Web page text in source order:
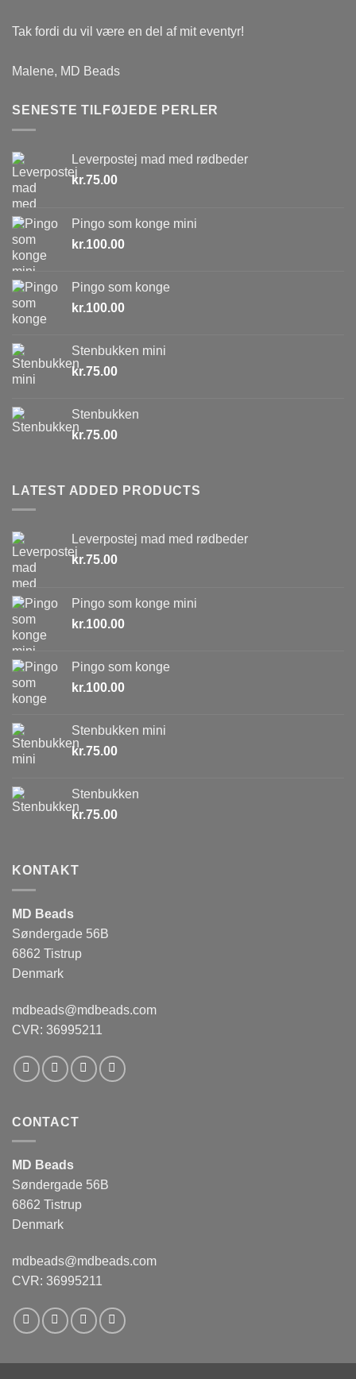
Tak fordi du vil være en del af mit eventyr!
Malene, MD Beads
SENESTE TILFØJEDE PERLER
Leverpostej mad med rødbeder
kr.75.00
Pingo som konge mini
kr.100.00
Pingo som konge
kr.100.00
Stenbukken mini
kr.75.00
Stenbukken
kr.75.00
LATEST ADDED PRODUCTS
Leverpostej mad med rødbeder
kr.75.00
Pingo som konge mini
kr.100.00
Pingo som konge
kr.100.00
Stenbukken mini
kr.75.00
Stenbukken
kr.75.00
KONTAKT
MD Beads
Søndergade 56B
6862 Tistrup
Denmark
mdbeads@mdbeads.com
CVR: 36995211
CONTACT
MD Beads
Søndergade 56B
6862 Tistrup
Denmark
mdbeads@mdbeads.com
CVR: 36995211